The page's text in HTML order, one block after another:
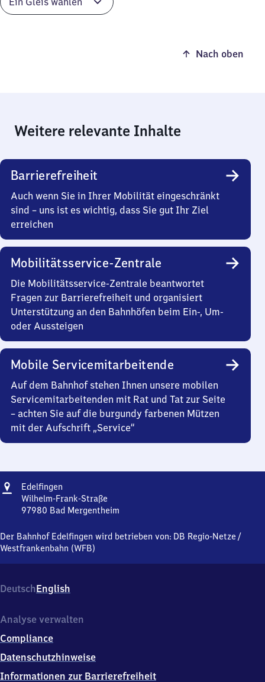
Nach oben
Weitere relevante Inhalte
Barrierefreiheit
Auch wenn Sie in Ihrer Mobilität eingeschränkt
sind – uns ist es wichtig, dass Sie gut Ihr Ziel
erreichen
Mobilitätsservice-Zentrale
Die Mobilitätsservice-Zentrale beantwortet
Fragen zur Barrierefreiheit und organisiert
Unterstützung an den Bahnhöfen beim Ein-, Um-
oder Aussteigen
Mobile Servicemitarbeitende
Auf dem Bahnhof stehen Ihnen unsere mobilen
Servicemitarbeitenden mit Rat und Tat zur Seite
– achten Sie auf die burgundy farbenen Mützen
mit der Aufschrift „Service“
Adresse
Edelfingen
Wilhelm-Frank-Straße
97980 Bad Mergentheim
Wilhelm-
Frank-
9
0
Mergentheim
Der Bahnhof Edelfingen wird betrieben von: DB Regio-Netze /
Westfrankenbahn (WFB)
DeutschEnglish
Analyse verwalten
Compliance
Datenschutzhinweise
Informationen zur Barrierefreiheit